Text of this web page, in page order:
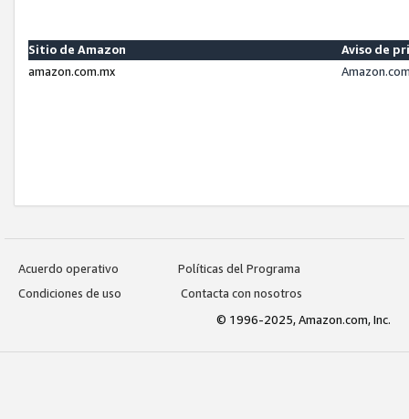
Sitio de Amazon
Aviso de
amazon.com.mx
Acuerdo operativo
Políticas del Programa
Condiciones de uso
Contacta con nosotros
© 1996-2025, Amazon.com, Inc.